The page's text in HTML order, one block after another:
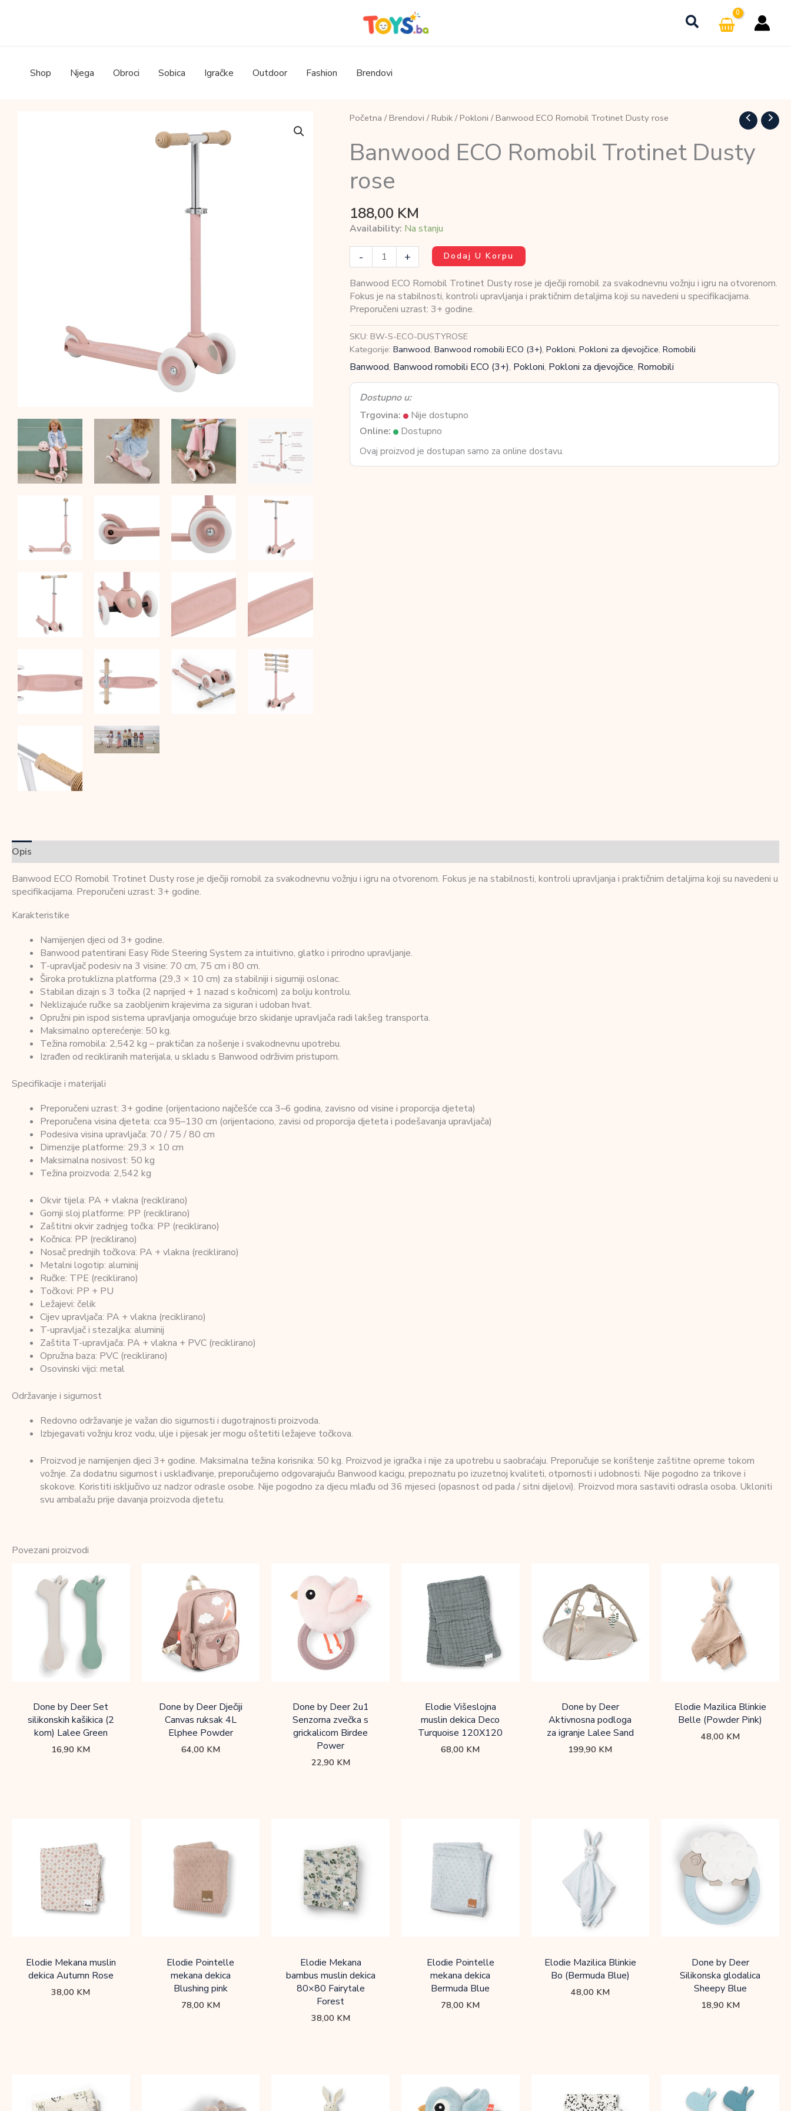
Shop Njega Obroci Sobica Igračke Outdoor Fashion Brendovi
Početna / Brendovi / Rubik/ Pokloni / Banwood ECO Romobil Trotinet Dusty rose
Banwood ECO Romobil Trotinet Dusty
rose
188,00 KM
Availability: Na stanju
-
Banwood
ECO
Romobil
Trotinet
Dusty
rose
količina
+ Dodaj U Korpu
Banwood ECO Romobil Trotinet Dusty rose je dječiji romobil za svakodnevnu vožnju i igru na otvorenom.
Fokus je na stabilnosti, kontroli upravljanja i praktičnim detaljima koji su navedeni u specifikacijama.
Preporučeni uzrast: 3+ godine.
SKU: BW-S-ECO-DUSTYROSE
Kategorije: Banwood, Banwood romobili ECO (3+), Pokloni, Pokloni za djevojčice, Romobili
Banwood, Banwood romobili ECO (3+), Pokloni, Pokloni za djevojčice, Romobili
Dostupno u:
Trgovina:
Nije dostupno
Online:
Dostupno
Ovaj proizvod je dostupan samo za online dostavu.
Opis
Banwood ECO Romobil Trotinet Dusty rose je dječiji romobil za svakodnevnu vožnju i igru na otvorenom. Fokus je na stabilnosti, kontroli upravljanja i praktičnim detaljima koji su navedeni u
specifikacijama. Preporučeni uzrast: 3+ godine.
Karakteristike
Namijenjen djeci od 3+ godine.
Banwood patentirani Easy Ride Steering System za intuitivno, glatko i prirodno upravljanje.
T-upravljač podesiv na 3 visine: 70 cm, 75 cm i 80 cm.
Široka protuklizna platforma (29,3 × 10 cm) za stabilniji i sigurniji oslonac.
Stabilan dizajn s 3 točka (2 naprijed + 1 nazad s kočnicom) za bolju kontrolu.
Neklizajuće ručke sa zaobljenim krajevima za siguran i udoban hvat.
Opružni pin ispod sistema upravljanja omogućuje brzo skidanje upravljača radi lakšeg transporta.
Maksimalno opterećenje: 50 kg.
Težina romobila: 2,542 kg – praktičan za nošenje i svakodnevnu upotrebu.
Izrađen od recikliranih materijala, u skladu s Banwood održivim pristupom.
Specifikacije i materijali
Preporučeni uzrast: 3+ godine (orijentaciono najčešće cca 3–6 godina, zavisno od visine i proporcija djeteta)
Preporučena visina djeteta: cca 95–130 cm (orijentaciono, zavisi od proporcija djeteta i podešavanja upravljača)
Podesiva visina upravljača: 70 / 75 / 80 cm
Dimenzije platforme: 29,3 × 10 cm
Maksimalna nosivost: 50 kg
Težina proizvoda: 2,542 kg
Okvir tijela: PA + vlakna (reciklirano)
Gornji sloj platforme: PP (reciklirano)
Zaštitni okvir zadnjeg točka: PP (reciklirano)
Kočnica: PP (reciklirano)
Nosač prednjih točkova: PA + vlakna (reciklirano)
Metalni logotip: aluminij
Ručke: TPE (reciklirano)
Točkovi: PP + PU
Ležajevi: čelik
Cijev upravljača: PA + vlakna (reciklirano)
T-upravljač i stezaljka: aluminij
Zaštita T-upravljača: PA + vlakna + PVC (reciklirano)
Opružna baza: PVC (reciklirano)
Osovinski vijci: metal
Održavanje i sigurnost
Redovno održavanje je važan dio sigurnosti i dugotrajnosti proizvoda.
Izbjegavati vožnju kroz vodu, ulje i pijesak jer mogu oštetiti ležajeve točkova.
Proizvod je namijenjen djeci 3+ godine. Maksimalna težina korisnika: 50 kg. Proizvod je igračka i nije za upotrebu u saobraćaju. Preporučuje se korištenje zaštitne opreme tokom
vožnje. Za dodatnu sigurnost i usklađivanje, preporučujemo odgovarajuću Banwood kacigu, prepoznatu po izuzetnoj kvaliteti, otpornosti i udobnosti. Nije pogodno za trikove i
skokove. Koristiti isključivo uz nadzor odrasle osobe. Nije pogodno za djecu mlađu od 36 mjeseci (opasnost od pada / sitni dijelovi). Proizvod mora sastaviti odrasla osoba. Ukloniti
svu ambalažu prije davanja proizvoda djetetu.
Povezani proizvodi
Done by Deer Set
silikonskih kašikica (2
kom) Lalee Green
16,90 KM
Done by Deer Dječiji
Canvas ruksak 4L
Elphee Powder
64,00 KM
Done by Deer 2u1
Senzorna zvečka s
grickalicom Birdee
Power
22,90 KM
Elodie Višeslojna
muslin dekica Deco
Turquoise 120X120
68,00 KM
Done by Deer
Aktivnosna podloga
za igranje Lalee Sand
199,90 KM
Elodie Mazilica Blinkie
Belle (Powder Pink)
48,00 KM
Elodie Mekana muslin
dekica Autumn Rose
38,00 KM
Elodie Pointelle
mekana dekica
Blushing pink
78,00 KM
Elodie Mekana
bambus muslin dekica
80×80 Fairytale
Forest
38,00 KM
Elodie Pointelle
mekana dekica
Bermuda Blue
78,00 KM
Elodie Mazilica Blinkie
Bo (Bermuda Blue)
48,00 KM
Done by Deer
Silikonska glodalica
Sheepy Blue
18,90 KM